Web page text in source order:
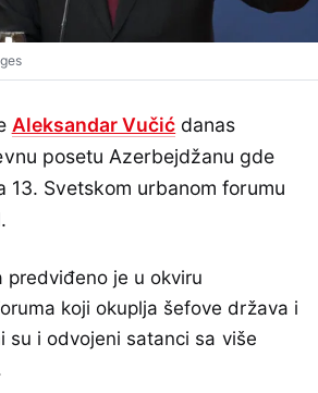
Aleksandar Vučić danas
posetu Azerbejdžanu gde
13. Svetskom urbanom forumu
predviđeno je u okviru
koji okuplja šefove država i
su i odvojeni satanci sa više